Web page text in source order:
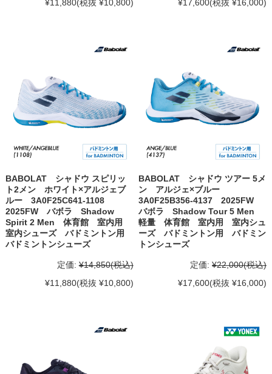
¥11,880(税抜 ¥10,800) ¥17,600(税抜 ¥16,000)
BABOLAT シャドウ スピリッ
ト2メン ホワイト×アルジェブ
ルー 3A0F25C641-1108
2025FW バボラ Shadow
Spirit 2 Men 体育館 室内用
室内シューズ バドミントン用
バドミントンシューズ
定価: ¥14,850(税込)
¥11,880(税抜 ¥10,800)
BABOLAT シャドウ ツアー 5メ
ン アルジェ×ブルー
3A0F25B356-4137 2025FW
バボラ Shadow Tour 5 Men
軽量 体育館 室内用 室内シュ
ーズ バドミントン用 バドミン
トンシューズ
定価: ¥22,000(税込)
¥17,600(税抜 ¥16,000)